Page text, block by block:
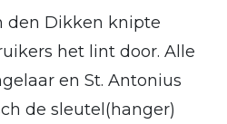
den Dikken knipte
het lint door. Alle
en St. Antonius
de sleutel(hanger)